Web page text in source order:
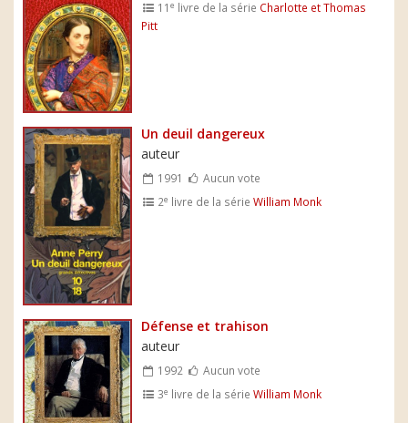
11e livre de la série Charlotte et Thomas
Pitt
Un deuil dangereux
auteur
1991
Aucun vote
2e livre de la sérieWilliam Monk
Défense et trahison
auteur
1992
Aucun vote
3e livre de la sérieWilliam Monk